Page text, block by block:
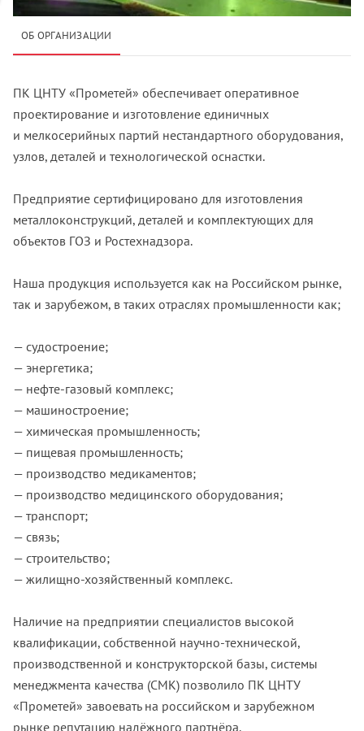
ОБ ОРГАНИЗАЦИИ
ПК ЦНТУ «Прометей» обеспечивает оперативное
проектирование и изготовление единичных
и мелкосерийных партий нестандартного оборудования,
узлов, деталей и технологической оснастки.
Предприятие сертифицировано для изготовления
металлоконструкций, деталей и комплектующих для
объектов ГОЗ и Ростехнадзора.
Наша продукция используется как на Российском рынке,
так и зарубежом, в таких отраслях промышленности как;
— судостроение;
— энергетика;
— нефте-газовый комплекс;
— машиностроение;
— химическая промышленность;
— пищевая промышленность;
— производство медикаментов;
— производство медицинского оборудования;
— транспорт;
— связь;
— строительство;
— жилищно-хозяйственный комплекс.
Наличие на предприятии специалистов высокой
квалификации, собственной научно-технической,
производственной и конструкторской базы, системы
менеджмента качества (СМК) позволило ПК ЦНТУ
«Прометей» завоевать на российском и зарубежном
рынке репутацию надёжного партнёра.